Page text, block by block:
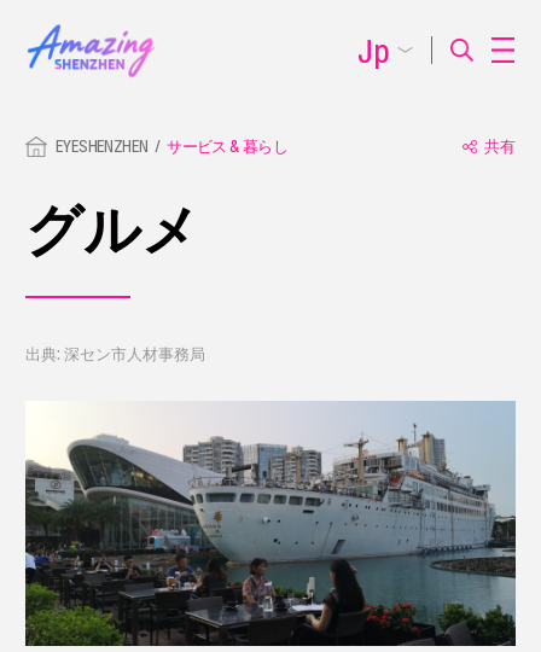
EYESHENZHEN サービス & 暮らし 共有
グルメ
出典: 深セン市人材事務局
Jp